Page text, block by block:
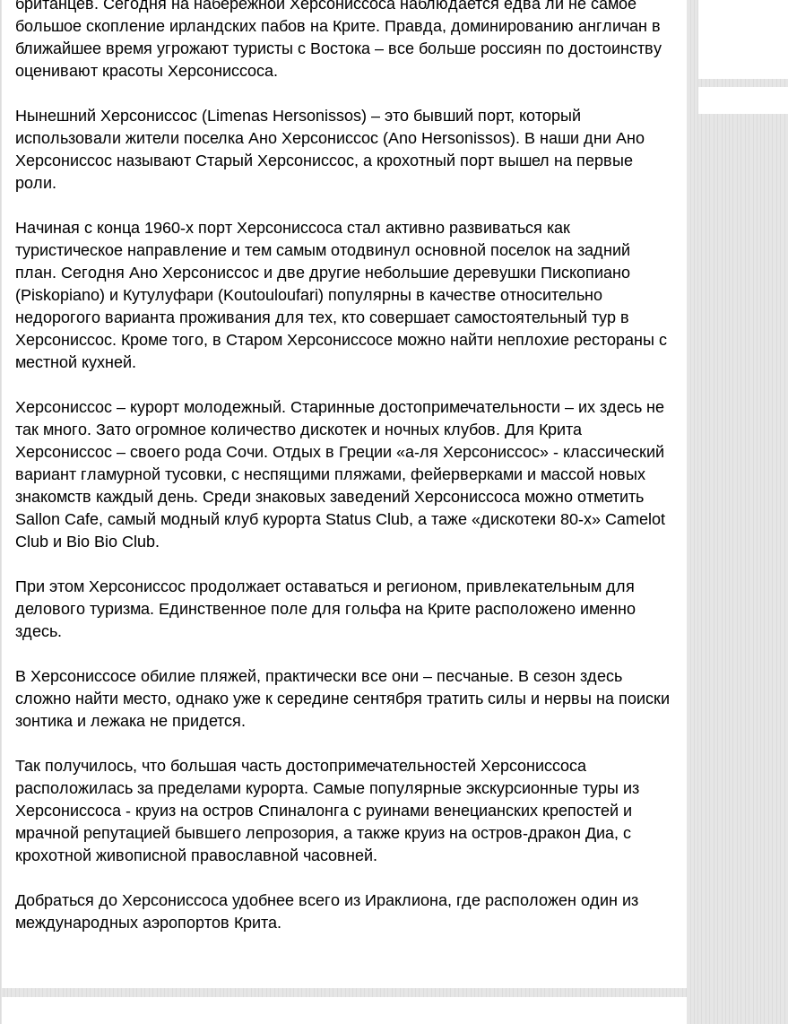
британцев. Сегодня на набережной Херсониссоса наблюдается едва ли не самое
большое скопление ирландских пабов на Крите. Правда, доминированию англичан в
ближайшее время угрожают туристы с Востока – все больше россиян по достоинству
оценивают красоты Херсониссоса.
Нынешний Херсониссос (Limenas Hersonissos) – это бывший порт, который
использовали жители поселка Ано Херсониссос (Αno Hersonissos). В наши дни Ано
Херсониссос называют Старый Херсониссос, а крохотный порт вышел на первые
роли.
Начиная с конца 1960-х порт Херсониссоса стал активно развиваться как
туристическое направление и тем самым отодвинул основной поселок на задний
план. Сегодня Ано Херсониссос и две другие небольшие деревушки Пископиано
(Piskopiano) и Кутулуфари (Koutouloufari) популярны в качестве относительно
недорогого варианта проживания для тех, кто совершает самостоятельный тур в
Херсониссос. Кроме того, в Старом Херсониссосе можно найти неплохие рестораны с
местной кухней.
Херсониссос – курорт молодежный. Старинные достопримечательности – их здесь не
так много. Зато огромное количество дискотек и ночных клубов. Для Крита
Херсониссос – своего рода Сочи. Отдых в Греции «а-ля Херсониссос» - классический
вариант гламурной тусовки, с неспящими пляжами, фейерверками и массой новых
знакомств каждый день. Среди знаковых заведений Херсониссоса можно отметить
Sallon Cafe, самый модный клуб курорта Status Club, а таже «дискотеки 80-х» Camelot
Club и Bio Bio Club.
При этом Херсониссос продолжает оставаться и регионом, привлекательным для
делового туризма. Единственное поле для гольфа на Крите расположено именно
здесь.
В Херсониссосе обилие пляжей, практически все они – песчаные. В сезон здесь
сложно найти место, однако уже к середине сентября тратить силы и нервы на поиски
зонтика и лежака не придется.
Так получилось, что большая часть достопримечательностей Херсониссоса
расположилась за пределами курорта. Самые популярные экскурсионные туры из
Херсониссоса - круиз на остров Спиналонга с руинами венецианских крепостей и
мрачной репутацией бывшего лепрозория, а также круиз на остров-дракон Диа, с
крохотной живописной православной часовней.
Добраться до Херсониссоса удобнее всего из Ираклиона, где расположен один из
международных аэропортов Крита.